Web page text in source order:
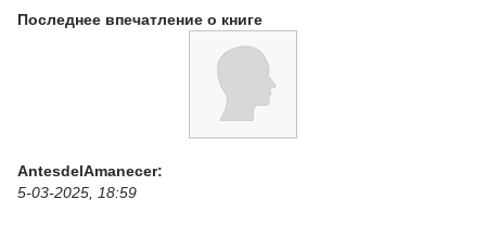
Последнее впечатление о книге
AntesdelAmanecer:
5-03-2025, 18:59